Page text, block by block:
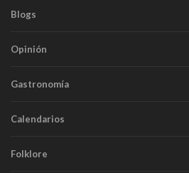
Blogs
Opinión
Gastronomía
Calendarios
Folklore